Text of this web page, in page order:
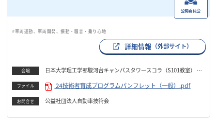
公開委員会
#車両運動、車両開発、振動・騒音・乗り心地
詳細情報 （外部サイト）
会場
日本大学理工学部駿河台キャンパスタワースコラ（S101教室） ＋
ファイル 24技術者育成プログラムパンフレット（一般）.pdf
お問合せ 公益社団法人自動車技術会